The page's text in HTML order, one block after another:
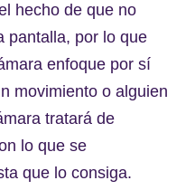
hecho de que no
pantalla, por lo que
enfoque por sí
movimiento o alguien
tratará de
lo que se
que lo consiga.